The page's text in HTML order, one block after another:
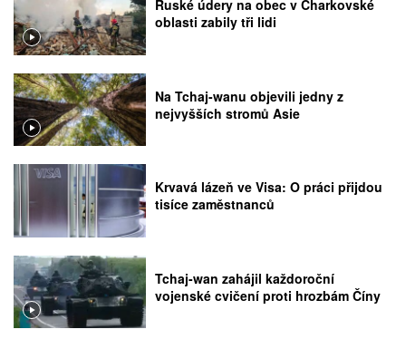
Ruské údery na obec v Charkovské
oblasti zabily tři lidi
Na Tchaj-wanu objevili jedny z
nejvyšších stromů Asie
Krvavá lázeň ve Visa: O práci přijdou
tisíce zaměstnanců
Tchaj-wan zahájil každoroční
vojenské cvičení proti hrozbám Číny